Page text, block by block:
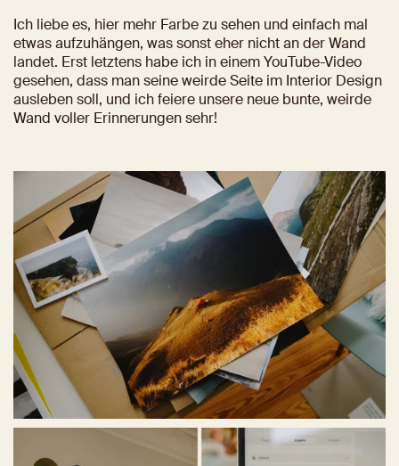
Ich liebe es, hier mehr Farbe zu sehen und einfach mal
etwas aufzuhängen, was sonst eher nicht an der Wand
landet. Erst letztens habe ich in einem YouTube-Video
gesehen, dass man seine weirde Seite im Interior Design
ausleben soll, und ich feiere unsere neue bunte, weirde
Wand voller Erinnerungen sehr!